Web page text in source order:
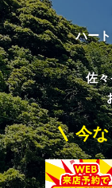
ハー
佐々
今